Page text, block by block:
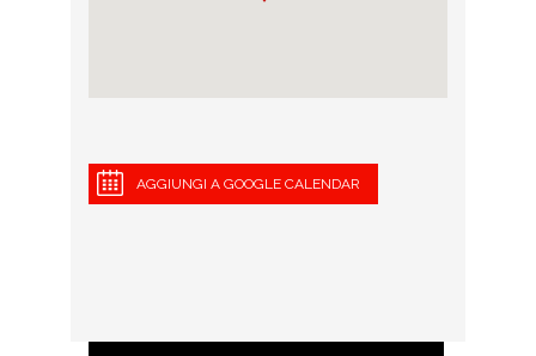
AGGIUNGI A GOOGLE CALENDAR